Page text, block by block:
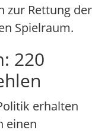
zur Rettung der
Spielraum.
220
erhalten
einen